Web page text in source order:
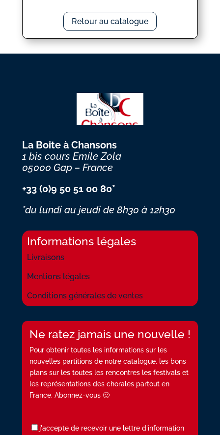
Retour au catalogue
La Boite à Chansons
1 bis cours Emile Zola
05000 Gap – France
+33 (0)9 50 51 00 80*
*du lundi au jeudi de 8h30 à 12h30
Informations légales
Livraisons
Mentions légales
Conditions générales de ventes
Ne ratez jamais une nouvelle !
Pour obtenir toutes les informations sur les
nouvelles partitions de notre catalogue, les bons
plans sur les toutes les rencontres les festivals et
les représentations des chorales partout en
France. Abonnez-vous 🙂
j'accepte de recevoir une lettre d'information